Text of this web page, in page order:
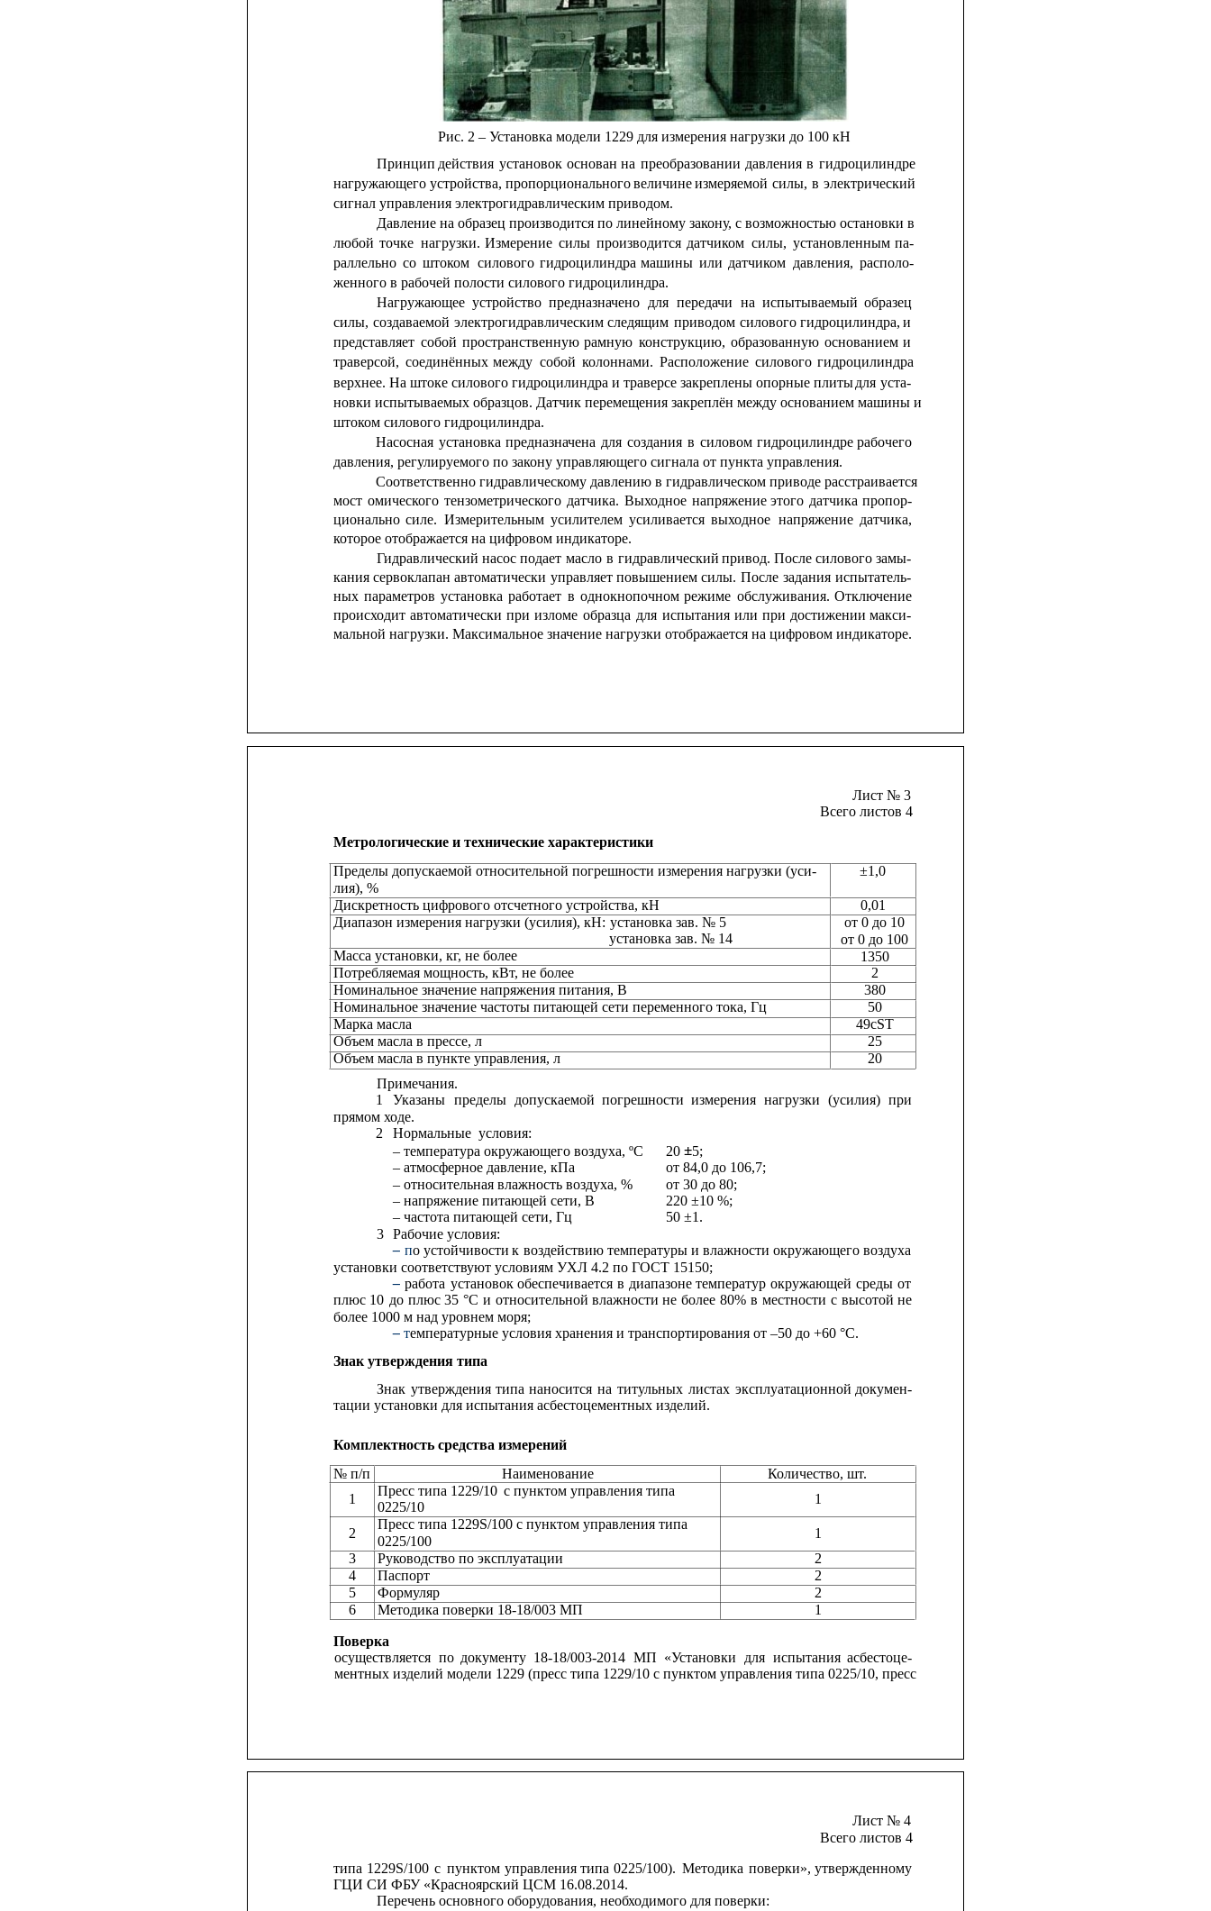
Рис. 2 – Установка модели 1229 для измерения нагрузки до 100 кН
Принцип действия установок основан на преобразовании давления в гидроцилиндре
нагружающего устройства, пропорциональноговеличине измеряемой силы, в электрический
сигнал управления электрогидравлическим приводом.
Давление на образец производится по линейному закону, с возможностью остановки в
любой точке нагрузки. Измерение силы производится датчиком силы, установленным па-
раллельно со штоком силового гидроцилиндра машины или датчиком давления, располо-
женного в рабочей полости силового гидроцилиндра.
Нагружающее устройство предназначено для передачи на испытываемый образец
силы, создаваемой электрогидравлическим следящим приводом силового гидроцилиндра, и
представляет собой пространственную рамную конструкцию, образованную основанием и
траверсой, соединённых между собой колоннами. Расположение силового гидроцилиндра
верхнее. На штоке силового гидроцилиндра и траверсе закреплены опорные плиты для уста-
новки испытываемых образцов. Датчик перемещения закреплён между основанием машины и
штоком силового гидроцилиндра.
Насосная установка предназначена для создания в силовом гидроцилиндре рабочего
давления, регулируемого по закону управляющего сигнала от пункта управления.
Соответственно гидравлическому давлению в гидравлическом приводе расстраивается
мост омического тензометрического датчика. Выходное напряжение этого датчика пропор-
ционально силе. Измерительным усилителем усиливается выходное напряжение датчика,
которое отображается на цифровом индикаторе.
Гидравлический насос подает масло в гидравлический привод. После силового замы-
кания сервоклапан автоматически управляет повышением силы. После задания испытатель-
ных параметров установка работает в однокнопочном режиме обслуживания. Отключение
происходит автоматически при изломе образца для испытания или при достижении макси-
мальной нагрузки. Максимальное значение нагрузки отображается на цифровом индикаторе.
Лист № 3
Всего листов 4
Метрологические и технические характеристики
±1,0
Пределы допускаемой относительной погрешности измерения нагрузки (уси-
лия), %
Дискретность цифрового отсчетного устройства, кН
Диапазон измерения нагрузки (усилия), кН: установка зав. № 5
установка зав. № 14
Масса установки, кг, не более
Потребляемая мощность, кВт, не более
Номинальное значение напряжения питания, В
Номинальное значение частоты питающей сети переменного тока, Гц
Марка масла
Объем масла в прессе, л
Объем масла в пункте управления, л
0,01
от 0 до 10
от 0 до 100
1350
2
380
50
49cST
25
20
Примечания.
1
Указаны пределы допускаемой погрешности измерения нагрузки (усилия) при
прямом ходе.
2
Нормальные условия:
– температура окружающего воздуха, ºС
20 ±5;
– атмосферное давление, кПа
от 84,0 до 106,7;
– относительная влажность воздуха, %
от 30 до 80;
– напряжение питающей сети, В
220 ±10 %;
– частота питающей сети, Гц
50 ±1.
3 Рабочие условия:
– по устойчивости к воздействию температуры и влажности окружающего воздуха
установки соответствуют условиям УХЛ 4.2 по ГОСТ 15150;
– работа установок обеспечивается в диапазоне температур окружающей среды от
плюс 10 до плюс 35 °С и относительной влажности не более 80% в местности с высотой не
более 1000 м над уровнем моря;
– температурные условия хранения и транспортирования от –50 до +60 °С.
Знак утверждения типа
Знак утверждения типа наносится на титульных листах эксплуатационной докумен-
тации установки для испытания асбестоцементных изделий.
Комплектность средства измерений
1
1
Количество, шт.
1
2
№ п/п
Наименование
Пресс типа 1229/10 с пунктом управления типа
0225/10
Пресс типа 1229S/100 с пунктом управления типа
0225/100
3
Руководство по эксплуатации
4
Паспорт
5
Формуляр
6
Методика поверки 18-18/003 МП
2
2
2
1
Поверка
осуществляется по документу 18-18/003-2014 МП «Установки для испытания асбестоце-
ментных изделий модели 1229 (пресс типа 1229/10 с пунктом управления типа 0225/10, пресс
Лист № 4
Всего листов 4
типа 1229S/100 с пунктом управления типа 0225/100). Методика поверки», утвержденному
ГЦИ СИ ФБУ «Красноярский ЦСМ 16.08.2014.
Перечень основного оборудования, необходимого для поверки: